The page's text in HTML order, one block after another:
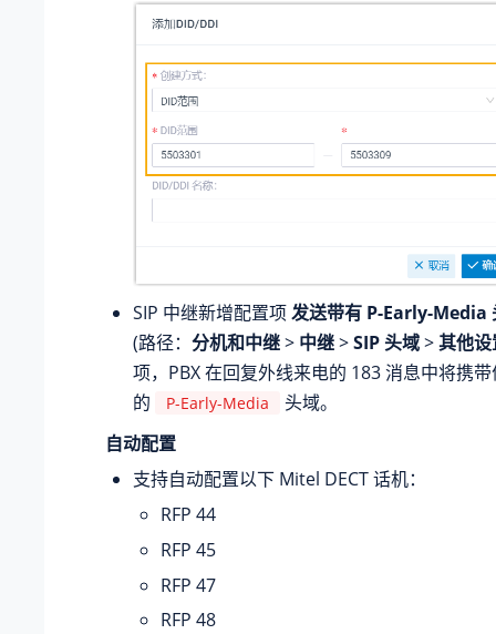
SIP 中继新增配置项发送带有 P-Early-Media
(路径： 分机和中继> 中继>SIP 头域>其他设
项，PBX 在回复外线来电的 183 消息中将携
的
P-Early-Media
头域。
自动配置
支持自动配置以下 Mitel DECT 话机：
RFP 44
RFP 45
RFP 47
RFP 48